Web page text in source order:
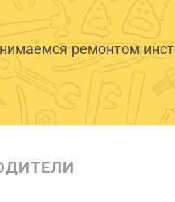
ремонтом